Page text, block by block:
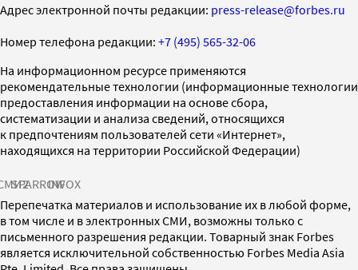
Адрес электронной почты редакции: press-release@forbes.ru
Номер телефона редакции: +7 (495) 565-32-06
На информационном ресурсе применяются
рекомендательные технологии (информационные технологии
предоставления информации на основе сбора,
систематизации и анализа сведений, относящихся
к предпочтениям пользователей сети «Интернет»,
находящихся на территории Российской Федерации)
SPARROWINFOX
Перепечатка материалов и использование их в любой форме,
в том числе и в электронных СМИ, возможны только с
письменного разрешения редакции. Товарный знак Forbes
является исключительной собственностью Forbes Media Asia